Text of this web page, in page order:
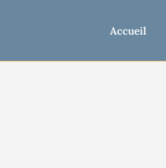
Accueil